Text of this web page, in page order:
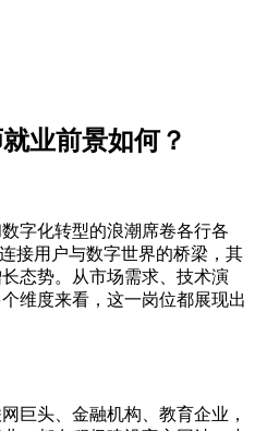
业前景如何？
字化转型的浪潮席卷各行各
接用户与数字世界的桥梁，其
态势。从市场需求、技术演
维度来看，这一岗位都展现出
网巨头、金融机构、教育企业，